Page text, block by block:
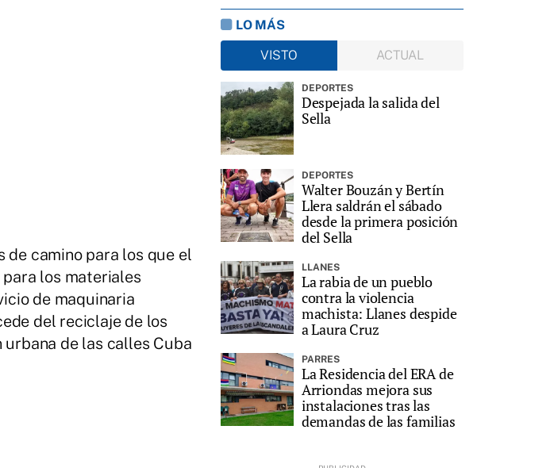
de camino para los que el
los materiales
de maquinaria
del reciclaje de los
de las calles Cuba
LO MÁS
VISTO
ACTUAL
DEPORTES
Despejada la salida del
Sella
DEPORTES
Walter Bouzán y Bertín
Llera saldrán el sábado
desde la primera posición
del Sella
LLANES
La rabia de un pueblo
contra la violencia
machista: Llanes despide
a Laura Cruz
PARRES
La Residencia del ERA de
Arriondas mejora sus
instalaciones tras las
demandas de las familias